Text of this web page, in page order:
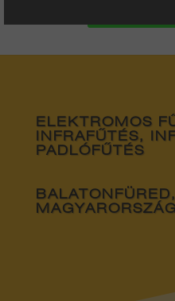
ELEKTROMOS
INFRAFŰTÉS,
PADLÓFŰTÉS
BALATONFÜRED,
MAGYARORSZÁG